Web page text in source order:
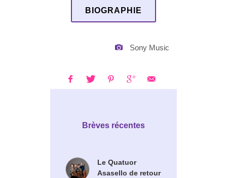
BIOGRAPHIE
Sony Music
Brèves récentes
Le Quatuor
Asasello de retour